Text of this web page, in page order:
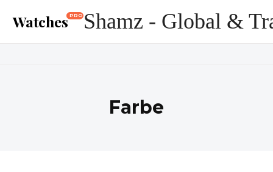
Watches PRO Shamz - Global &
Farbe